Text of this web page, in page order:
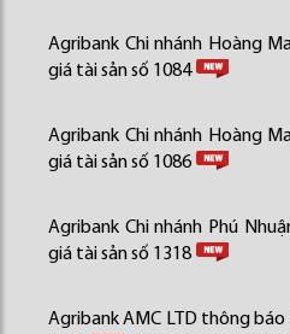
Agribank Chi nhánh Hoàng
giá tài sản số 1084
Agribank Chi nhánh Hoàng
giá tài sản số 1086
Agribank Chi nhánh Phú
giá tài sản số 1318
Agribank AMC LTD thông